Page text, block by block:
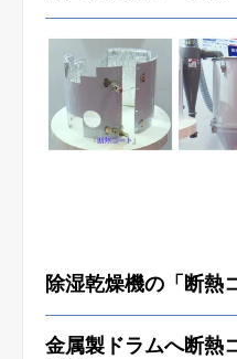
除湿乾燥機の「断熱
金属製ドラムへ断熱